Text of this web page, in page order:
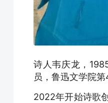
诗人韦庆龙，
员，鲁迅文学院
2022年开始诗歌